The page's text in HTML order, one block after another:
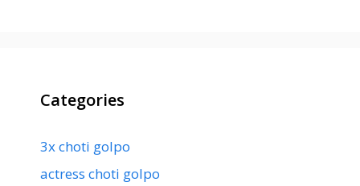
Categories
3x choti golpo
actress choti golpo